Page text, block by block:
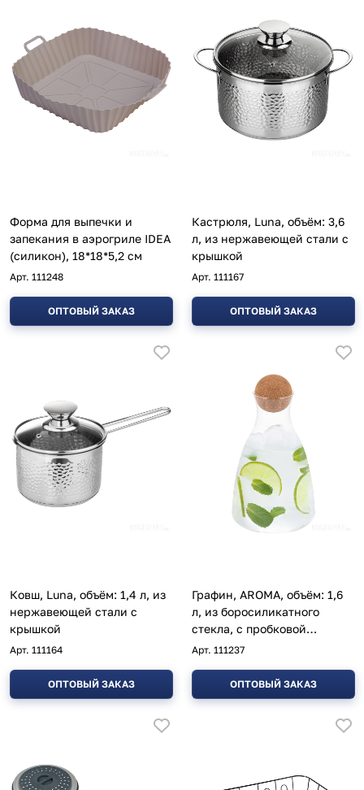
Форма для выпечки и
запекания в аэрогриле IDEA
(силикон), 18*18*5,2 см
Арт. 111248
ОПТОВЫЙ ЗАКАЗ
Кастрюля, Luna, объём: 3,6
л, из нержавеющей стали с
крышкой
Арт. 111167
ОПТОВЫЙ ЗАКАЗ
Ковш, Luna, объём: 1,4 л, из
нержавеющей стали с
крышкой
Арт. 111164
ОПТОВЫЙ ЗАКАЗ
Графин, AROMA, объём: 1,6
л, из боросиликатного
стекла, с пробковой
крышкой
Арт. 111237
ОПТОВЫЙ ЗАКАЗ